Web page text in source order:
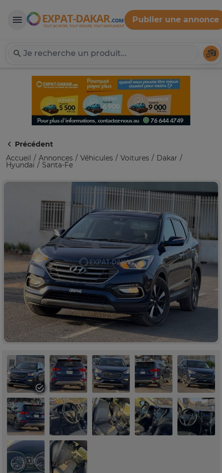
Expat-Dakar
Publier une annonce
Précédent
Accueil
Annonces Véhicules Voitures Dakar
Hyundai Santa-Fe